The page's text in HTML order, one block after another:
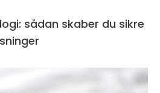
sådan skaber du sikre